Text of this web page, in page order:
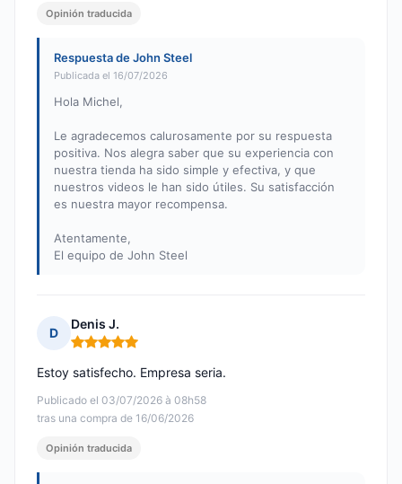
Opinión traducida
Respuesta de John Steel
Publicada el 16/07/2026
Hola Michel,
Le agradecemos calurosamente por su respuesta
positiva. Nos alegra saber que su experiencia con
nuestra tienda ha sido simple y efectiva, y que
nuestros videos le han sido útiles. Su satisfacción
es nuestra mayor recompensa.
Atentamente,
El equipo de John Steel
D
Denis J.
Nota: 5 de 5
Publicado el 03/07/2026 à 08h58
tras una compra de 16/06/2026
Estoy satisfecho. Empresa seria.
Opinión traducida